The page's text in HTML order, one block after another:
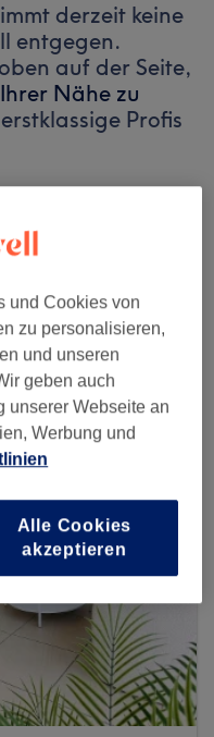
derzeit keine
entgegen.
auf der Seite,
Nähe zu
Profis
in deiner Nähe
und Cookies von
zu personalisieren,
und unseren
geben auch
unserer Webseite an
Werbung und
Alle Cookies
akzeptieren